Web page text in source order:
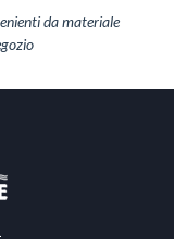
da materiale